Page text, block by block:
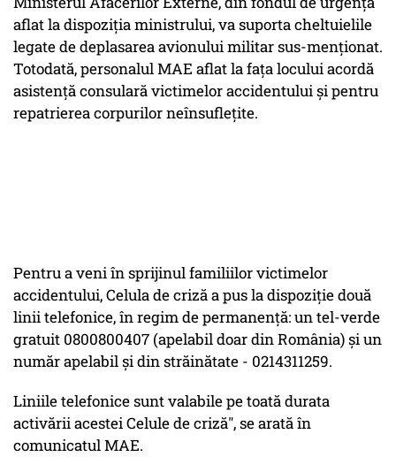
aflat la dispoziţia ministrului, va suporta cheltuielile
legate de deplasarea avionului militar sus-menţionat.
Totodată, personalul MAE aflat la faţa locului acordă
asistenţă consulară victimelor accidentului şi pentru
repatrierea corpurilor neînsufleţite.
Pentru a veni în sprijinul familiilor victimelor
accidentului, Celula de criză a pus la dispoziţie două
linii telefonice, în regim de permanenţă: un tel-verde
gratuit 0800800407 (apelabil doar din România) şi un
număr apelabil şi din străinătate - 0214311259.
Liniile telefonice sunt valabile pe toată durata
activării acestei Celule de criză", se arată în
comunicatul MAE.